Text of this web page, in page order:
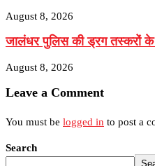
August 8, 2026
जालंधर पुलिस की ड्रग तस्करों
August 8, 2026
Leave a Comment
You must be logged in to post a
Search